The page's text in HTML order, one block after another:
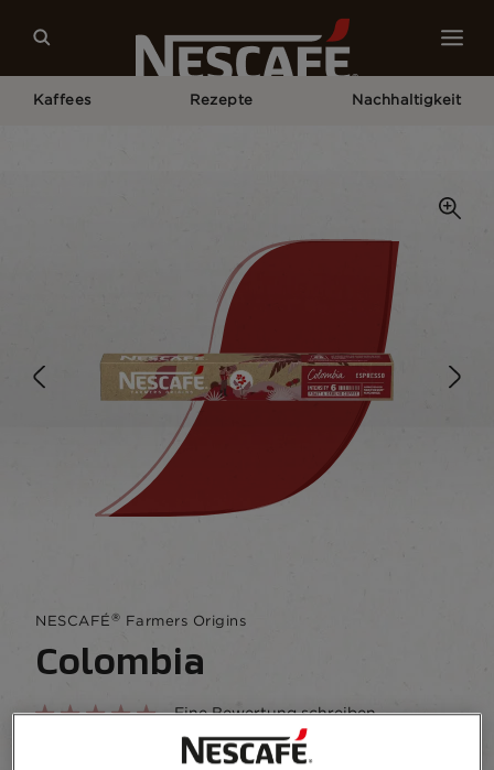
Kaffees Rezepte Nachhaltigkeit
NESCAFÉ® Farmers Origins
Colombia
Eine Bewertung schreiben
Ein süßer und fruchtiger Espresso aus den